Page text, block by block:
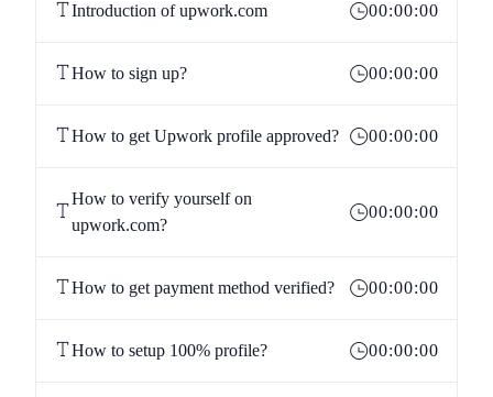
Introduction of upwork.com 00:00:00
How to sign up? 00:00:00
How to get Upwork profile approved? 00:00:00
How to verify yourself on
upwork.com?
00:00:00
How to get payment method verified? 00:00:00
How to setup 100% profile? 00:00:00